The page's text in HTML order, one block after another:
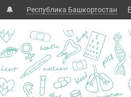
🔔 Республика Башкортостан